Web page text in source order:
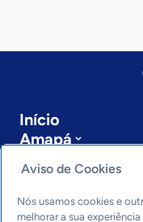
Início
Amapá
Últimas notícias
Entre em
Editorias
Aviso de Cookies
Nós usamos cookies e
melhorar a sua